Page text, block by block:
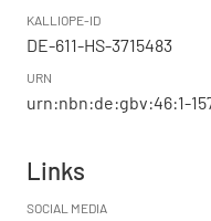
KALLIOPE-ID
DE-611-HS-3715483
URN
urn:nbn:de:gbv:46:1-
Links
SOCIAL MEDIA